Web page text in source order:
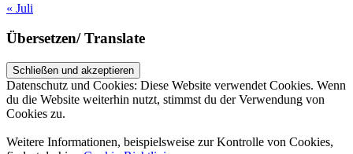
« Juli
Übersetzen/ Translate
Datenschutz und Cookies: Diese Website verwendet Cookies. Wenn
du die Website weiterhin nutzt, stimmst du der Verwendung von
Cookies zu.
Weitere Informationen, beispielsweise zur Kontrolle von Cookies,